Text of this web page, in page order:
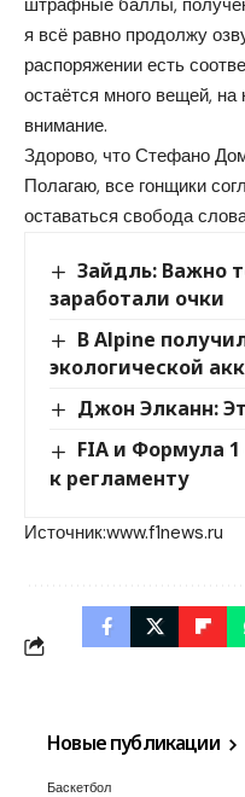
штрафные баллы,
я всё равно продолжу
распоряжении есть
остаётся много вещей,
внимание.
Здорово, что Стефано
Полагаю, все гонщики
оставаться свобода
Зайдль: Важно
заработали очки
В Alpine
экологической
Джон Элканн:
FIA и Формула
к регламенту
Источник:www.f1news.ru
Новые публикации
Баскетбол